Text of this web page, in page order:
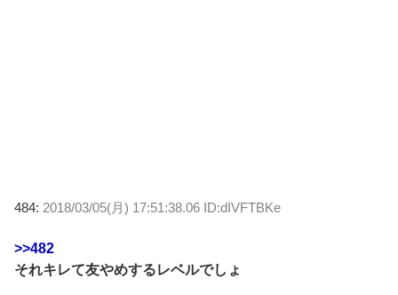
484: 2018/03/05(月) 17:51:38.06 ID:dIVFTBKe
>>482
それキレて友やめするレベルでしょ